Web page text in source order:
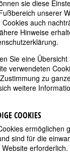
im
nur in
Dorothea
sie diese
unserer
auch
Hinweise
Sie eine
verwendeten
zu
weitere
COOKIES
ermöglichen
sind für die
erforderlich.